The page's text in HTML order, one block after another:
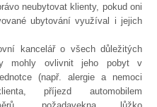
neubytovat klienty, pokud oni
ubytování využíval i jejich
kancelář o všech důležitých
mohly ovlivnit jeho pobyt v
(např. alergie a nemoci
příjezd automobilem